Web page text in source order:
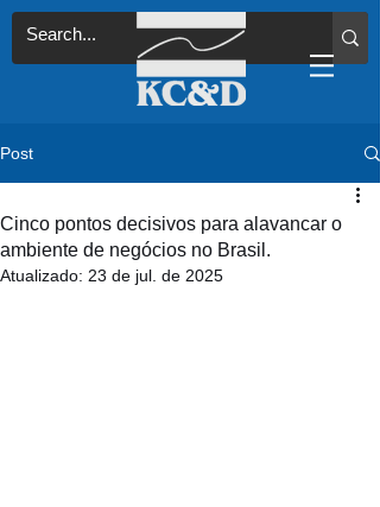
Post
Cinco pontos decisivos para alavancar o
ambiente de negócios no Brasil.
Atualizado: 23 de jul. de 2025